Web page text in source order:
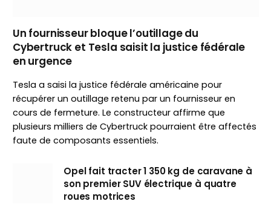
Un fournisseur bloque l’outillage du
Cybertruck et Tesla saisit la justice fédérale
en urgence
Tesla a saisi la justice fédérale américaine pour
récupérer un outillage retenu par un fournisseur en
cours de fermeture. Le constructeur affirme que
plusieurs milliers de Cybertruck pourraient être affectés
faute de composants essentiels.
Opel fait tracter 1 350 kg de caravane à
son premier SUV électrique à quatre
roues motrices